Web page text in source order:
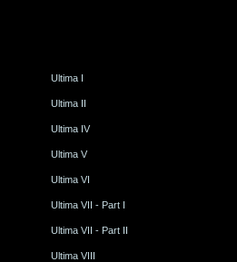
Ultima I
Ultima II
Ultima IV
Ultima V
Ultima VI
Ultima VII - Part I
Ultima VII - Part II
Ultima VIII